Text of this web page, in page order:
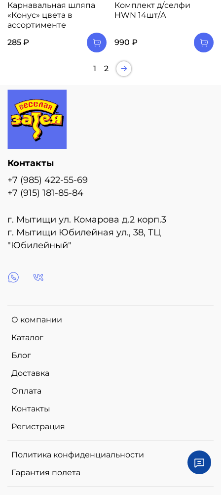
Карнавальная шляпа
«Конус» цвета в
ассортименте
285 ₽
Комплект д/селфи
HWN 14шт/А
990 ₽
1 2
О компании
Каталог
Блог
Доставка
Оплата
Контакты
Регистрация
Политика конфиденциальности
Гарантия полета
Контакты
+7 (985) 422-55-69
+7 (915) 181-85-84
г. Мытищи ул. Комарова д.2 корп.3
г. Мытищи Юбилейная ул., 38, ТЦ
"Юбилейный"